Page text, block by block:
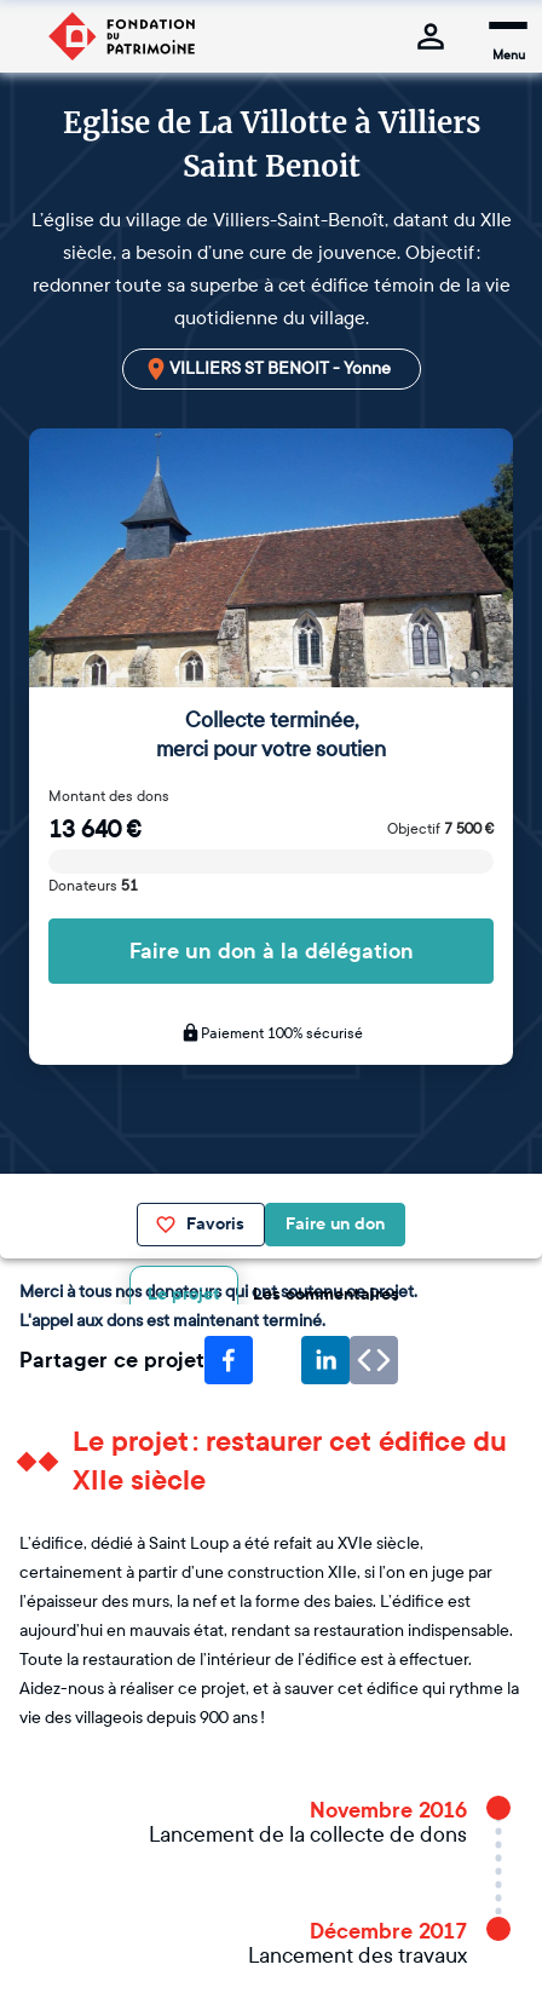
Menu
Eglise de La Villotte à Villiers
Saint Benoit
L’église du village de Villiers-Saint-Benoît, datant du XIIe
siècle, a besoin d’une cure de jouvence. Objectif :
redonner toute sa superbe à cet édifice témoin de la vie
quotidienne du village.
VILLIERS ST BENOIT - Yonne
Collecte terminée,
merci pour votre soutien
Montant des dons
13 640€ Objectif 7 500€
Donateurs 51
Faire un don à la délégation
Paiement 100% sécurisé
Favoris Faire un don
Le projet Les commentaires
Merci à tous nos donateurs qui ont soutenu ce projet.
L'appel aux dons est maintenant terminé.
Partager ce projet
Le projet : restaurer cet édifice du
XIIe siècle
L’édifice, dédié à Saint Loup a été refait au XVIe siècle,
certainement à partir d’une construction XIIe, si l’on en juge par
l’épaisseur des murs, la nef et la forme des baies. L’édifice est
aujourd’hui en mauvais état, rendant sa restauration indispensable.
Toute la restauration de l’intérieur de l’édifice est à effectuer.
Aidez-nous à réaliser ce projet, et à sauver cet édifice qui rythme la
vie des villageois depuis 900 ans !
Novembre 2016
Lancement de la collecte de dons
Décembre 2017
Lancement des travaux